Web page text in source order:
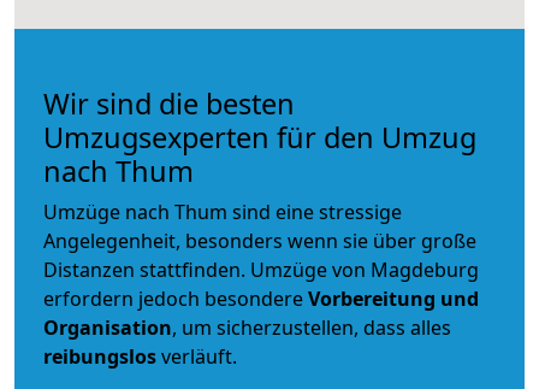
Wir sind die besten
Umzugsexperten für den Umzug
nach Thum
Umzüge nach Thum sind eine stressige
Angelegenheit, besonders wenn sie über große
Distanzen stattfinden. Umzüge von Magdeburg
erfordern jedoch besondereVorbereitung und
Organisation, um sicherzustellen, dass alles
reibungslosverläuft.